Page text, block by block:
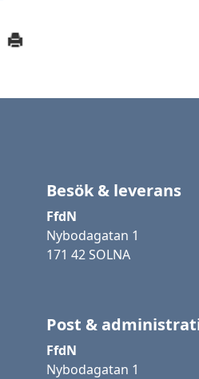
Besök & leverans
FfdN
Nybodagatan 1
171 42 SOLNA
Post &
FfdN
Nybodagatan 1